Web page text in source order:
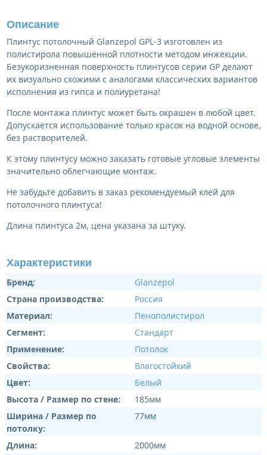
Описание
Плинтус потолочный Glanzepol GPL-3 изготовлен из
полистирола повышенной плотности методом инжекции.
Безукоризненная поверхность плинтусов серии GP делают
их визуально схожими с аналогами классических вариантов
исполнения из гипса и полиуретана!
После монтажа плинтус может быть окрашен в любой цвет.
Допускается использование только красок на водной основе,
без растворителей.
К этому плинтусу можно заказать готовые угловые элементы
значительно облегчающие монтаж.
Не забудьте добавить в заказ рекомендуемый клей для
потолочного плинтуса!
Длина плинтуса 2м, цена указана за штуку.
Характеристики
Бренд:
Glanzepol
Страна производства:
Россия
Материал:
Пенополистирол
Сегмент:
Стандарт
Применение:
Потолок
Свойства:
Влагостойкий
Цвет:
Белый
Высота / Размер по стене:
185мм
Ширина / Размер по
потолку:
77мм
Длина:
2000мм